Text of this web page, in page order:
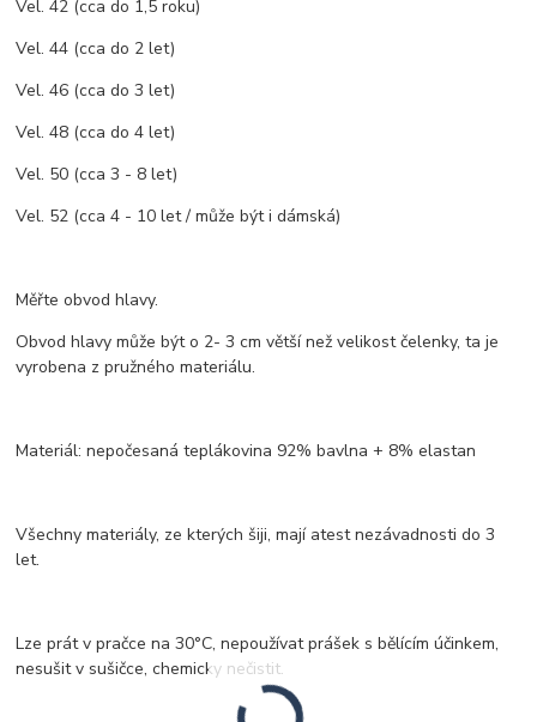
Vel. 42 (cca do 1,5 roku)
Vel. 44 (cca do 2 let)
Vel. 46 (cca do 3 let)
Vel. 48 (cca do 4 let)
Vel. 50 (cca 3 - 8 let)
Vel. 52 (cca 4 - 10 let / může být i dámská)
Měřte obvod hlavy.
Obvod hlavy může být o 2- 3 cm větší než velikost čelenky, ta je
vyrobena z pružného materiálu.
Materiál: nepočesaná teplákovina 92% bavlna + 8% elastan
Všechny materiály, ze kterých šiji, mají atest nezávadnosti do 3
let.
Lze prát v pračce na 30°C, nepoužívat prášek s bělícím účinkem,
nesušit v sušičce, chemicky nečistit.